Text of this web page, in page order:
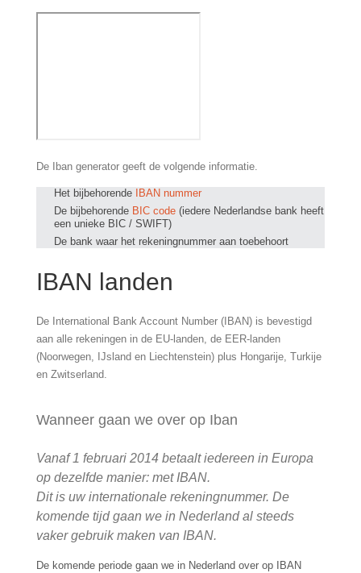
De Iban generator geeft de volgende informatie.
Het bijbehorende
IBAN nummer
De bijbehorende BIC code(iedere Nederlandse bank heeft
een unieke BIC / SWIFT)
De bank waar het rekeningnummer aan toebehoort
IBAN landen
De International Bank Account Number (IBAN) is bevestigd
aan alle rekeningen in de EU-landen, de EER-landen
(Noorwegen, IJsland en Liechtenstein) plus Hongarije, Turkije
en Zwitserland.
Wanneer gaan we over op Iban
Vanaf 1 februari 2014 betaalt iedereen in Europa
op dezelfde manier: met IBAN.
Dit is uw internationale rekeningnummer. De
komende tijd gaan we in Nederland al steeds
vaker gebruik maken van IBAN.
De komende periode gaan we in Nederland over op IBAN